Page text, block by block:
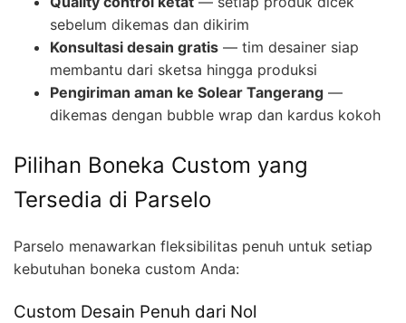
sebelum dikemas dan dikirim
Konsultasi desain gratis — tim desainer siap
membantu dari sketsa hingga produksi
Pengiriman aman ke Solear Tangerang —
dikemas dengan bubble wrap dan kardus kokoh
Pilihan Boneka Custom yang
Tersedia di Parselo
Parselo menawarkan fleksibilitas penuh untuk setiap
kebutuhan boneka custom Anda:
Custom Desain Penuh dari Nol